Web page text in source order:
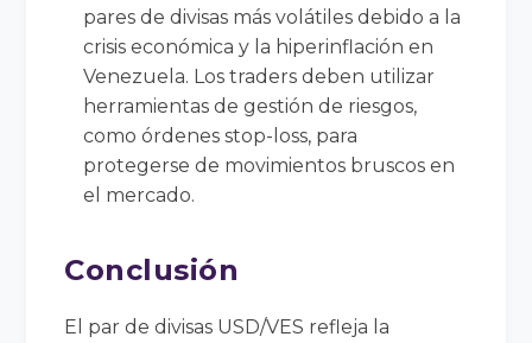
pares de divisas más volátiles debido a la
crisis económica y la hiperinflación en
Venezuela. Los traders deben utilizar
herramientas de gestión de riesgos,
como órdenes stop-loss, para
protegerse de movimientos bruscos en
el mercado.
Conclusión
El par de divisas USD/VES refleja la